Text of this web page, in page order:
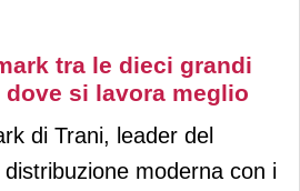
tra le dieci grandi
dove si lavora meglio
di Trani, leader del
moderna con i